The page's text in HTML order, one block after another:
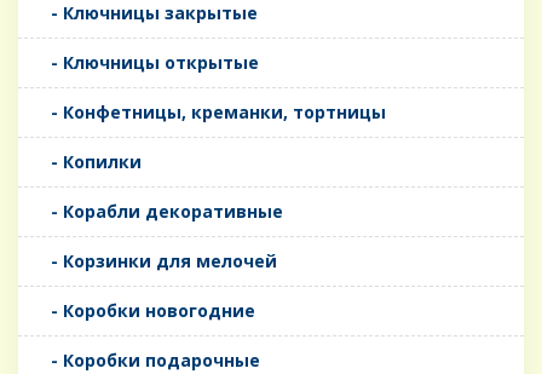
- Ключницы закрытые
- Ключницы открытые
- Конфетницы, креманки, тортницы
- Копилки
- Корабли декоративные
- Корзинки для мелочей
- Коробки новогодние
- Коробки подарочные